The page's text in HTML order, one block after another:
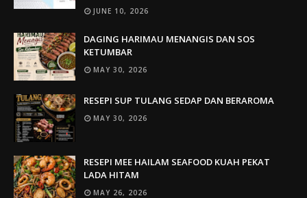
JUNE 10, 2026
DAGING HARIMAU MENANGIS DAN SOS
KETUMBAR
MAY 30, 2026
RESEPI SUP TULANG SEDAP DAN BERAROMA
MAY 30, 2026
RESEPI MEE HAILAM SEAFOOD KUAH PEKAT
LADA HITAM
MAY 26, 2026